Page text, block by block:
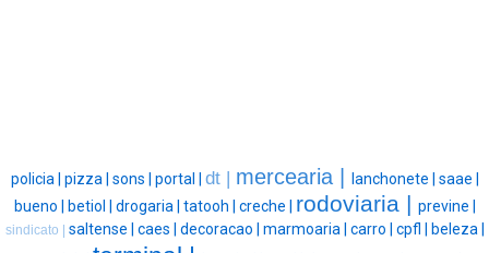
policia | pizza | sons | portal | dt | mercearia | lanchonete | saae |
bueno |
betiol | drogaria | tatooh | creche | rodoviaria | previne |
sindicato | saltense | caes | decoracao | marmoaria | carro | cpfl |
beleza |